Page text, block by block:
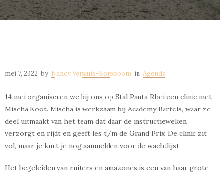
mei 7, 2022 by Nancy Versluis-Borsboom in Agenda
14 mei organiseren we bij ons op Stal Panta Rhei een clinic met
Mischa Koot. Mischa is werkzaam bij Academy Bartels, waar ze
deel uitmaakt van het team dat daar de instructieweken
verzorgt en rijdt en geeft les t/m de Grand Prix! De clinic zit
vol, maar je kunt je nog aanmelden voor de wachtlijst.
Het begeleiden van ruiters en amazones is een van haar grote